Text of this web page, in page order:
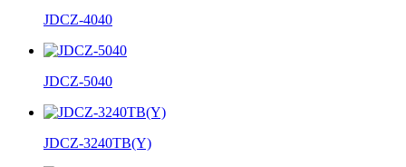
JDCZ-4040
JDCZ-5040
JDCZ-3240TB(Y)